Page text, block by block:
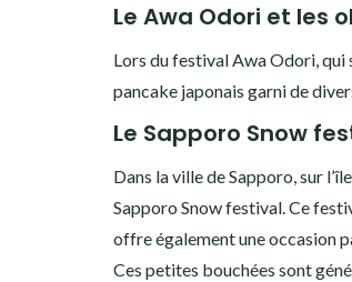
Le Awa Odori et les
Lors du festival Awa Odori, qui
pancake japonais garni de
Le Sapporo Snow
Dans la ville de Sapporo, sur
Sapporo Snow festival. Ce
offre également une occasion
Ces petites bouchées sont